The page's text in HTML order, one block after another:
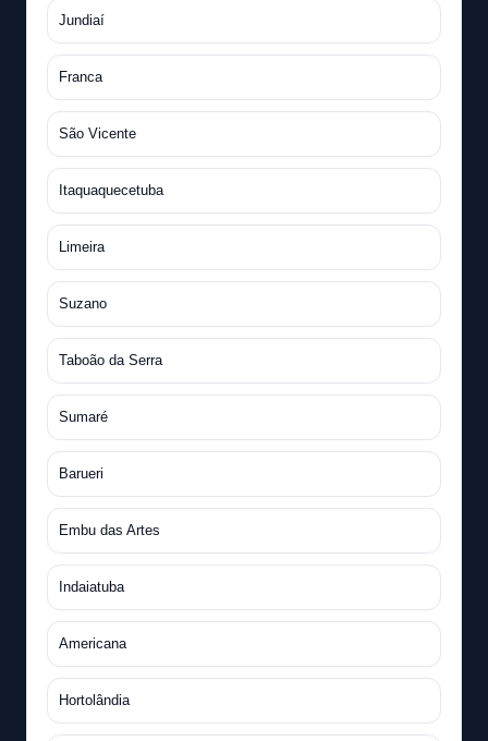
Jundiaí
Franca
São Vicente
Itaquaquecetuba
Limeira
Suzano
Taboão da Serra
Sumaré
Barueri
Embu das Artes
Indaiatuba
Americana
Hortolândia